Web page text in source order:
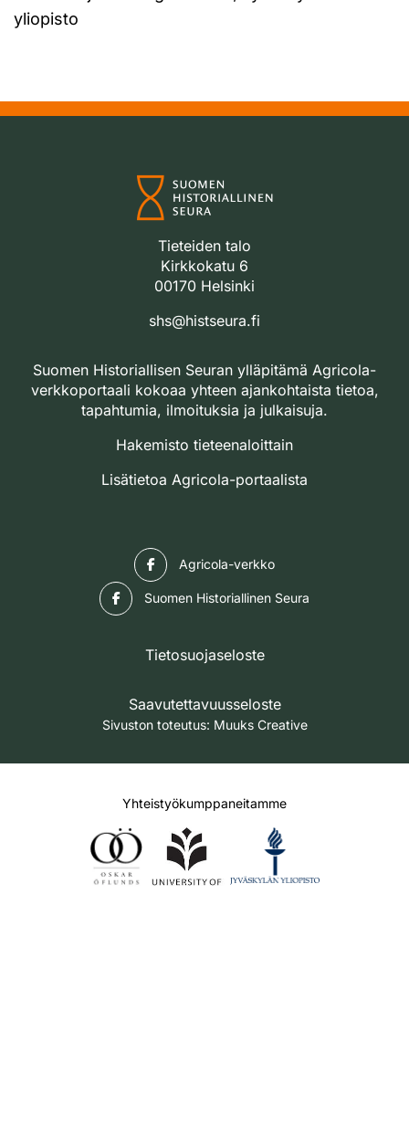
yliopisto
Tieteiden talo
Kirkkokatu 6
00170 Helsinki
shs@histseura.fi
Suomen Historiallisen Seuran ylläpitämä Agricola-
verkkoportaali kokoaa yhteen ajankohtaista tietoa,
tapahtumia, ilmoituksia ja julkaisuja.
Hakemisto tieteenaloittain
Lisätietoa Agricola-portaalista
Agricola-verkko
Suomen Historiallinen Seura
Tietosuojaseloste
Saavutettavuusseloste
Sivuston toteutus: Muuks Creative
Yhteistyökumppaneitamme